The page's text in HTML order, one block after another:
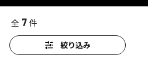
絞り込み
全 7 件